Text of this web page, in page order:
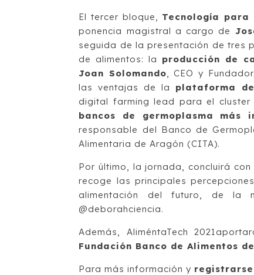
El tercer bloque, Tecnología
ponencia magistral a cargo de
seguida de la presentación de tres
de alimentos: la producción de
Joan Solomando, CEO y
las ventajas de la plataforma
digital farming lead para el
bancos de germoplasma más
responsable del Banco de
Alimentaria de Aragón (CITA).
Por último, la jornada, concluirá con
recoge las principales
alimentación del futuro, de la
@deborahciencia.
Además, AliméntaTech
Fundación Banco de Alimentos
Para más información y